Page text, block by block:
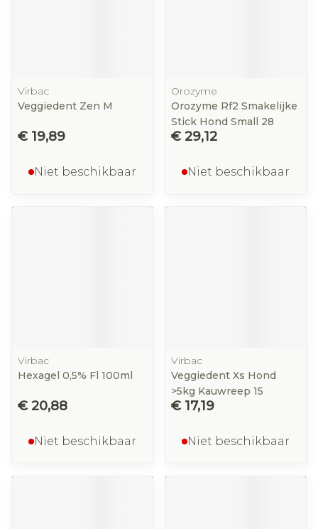
Virbac
Veggiedent Zen M
€ 19,89
Niet beschikbaar
Orozyme
Orozyme Rf2 Smakelijke
Stick Hond Small 28
€ 29,12
Niet beschikbaar
Virbac
Hexagel 0,5% Fl 100ml
€ 20,88
Niet beschikbaar
Virbac
Veggiedent Xs Hond
>5kg Kauwreep 15
€ 17,19
Niet beschikbaar